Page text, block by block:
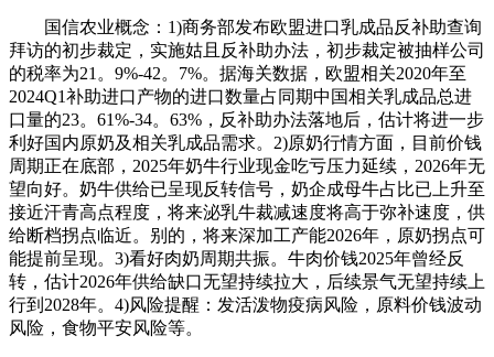
国信农业概念：1)商务部发布欧盟进口乳成品反补助查询
拜访的初步裁定，实施姑且反补助办法，初步裁定被抽样公司
的税率为21。9%-42。7%。据海关数据，欧盟相关2020年至
2024Q1补助进口产物的进口数量占同期中国相关乳成品总进
口量的23。61%-34。63%，反补助办法落地后，估计将进一步
利好国内原奶及相关乳成品需求。2)原奶行情方面，目前价钱
周期正在底部，2025年奶牛行业现金吃亏压力延续，2026年无
望向好。奶牛供给已呈现反转信号，奶企成母牛占比已上升至
接近汗青高点程度，将来泌乳牛裁减速度将高于弥补速度，供
给断档拐点临近。别的，将来深加工产能2026年，原奶拐点可
能提前呈现。3)看好肉奶周期共振。牛肉价钱2025年曾经反
转，估计2026年供给缺口无望持续拉大，后续景气无望持续上
行到2028年。4)风险提醒：发活泼物疫病风险，原料价钱波动
风险，食物平安风险等。